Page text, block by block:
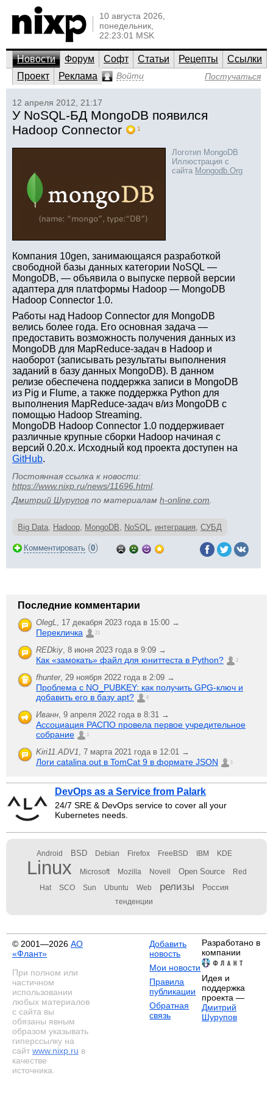
10 августа 2026,
понедельник,
22:23:01 MSK
Новости Форум Софт Статьи Рецепты
Ссылки
Проект
Реклама Войти Постучаться
12 апреля 2012, 21:17
У NoSQL-БД MongoDB появился
Hadoop Connector
1
Логотип MongoDB
Иллюстрация с
сайта Mongodb.Org
Компания 10gen, занимающаяся разработкой
свободной базы данных категории NoSQL —
MongoDB, — объявила о выпуске первой версии
адаптера для платформы Hadoop — MongoDB
Hadoop Connector 1.0.
Работы над Hadoop Connector для MongoDB
велись более года. Его основная задача —
предоставить возможность получения данных из
MongoDB для MapReduce-задач в Hadoop и
наоборот (записывать результаты выполнения
заданий в базу данных MongoDB). В данном
релизе обеспечена поддержка записи в MongoDB
из Pig и Flume, а также поддержка Python для
выполнения MapReduce-задач в/из MongoDB с
помощью Hadoop Streaming.
MongoDB Hadoop Connector 1.0 поддерживает
различные крупные сборки Hadoop начиная с
версий 0.20.x. Исходный код проекта доступен на
GitHub.
Постоянная ссылка к новости:
https://www.nixp.ru/news/11696.html.
Дмитрий Шурупов по материалам h-online.com
Big Data, Hadoop, MongoDB, NoSQL, интеграция, СУБД
Комментировать (0)
Последние комментарии
OlegL, 17 декабря 2023 года в 15:00 →
Перекличка 21
REDkiy, 8 июня 2023 года в 9:09 →
Как «замокать» файл для юниттеста в Python? 2
fhunter, 29 ноября 2022 года в 2:09 →
Проблема с NO_PUBKEY: как получить GPG-ключ и
добавить его в базу apt?
6
Иванн, 9 апреля 2022 года в 8:31 →
Ассоциация РАСПО провела первое учредительное
собрание
1
Kiri11.ADV1, 7 марта 2021 года в 12:01 →
Логи catalina.out в TomCat 9 в формате JSON 1
DevOps as a Service from Palark
24/7 SRE & DevOps service to cover all your
Kubernetes needs.
Android BSD Debian Firefox FreeBSD IBM KDE
Linux Microsoft Mozilla Novell Open Source Red
Hat SCO Sun Ubuntu Web релизы Россия
тенденции
© 2001—2026 АО
«Флант»
При полном или
частичном
использовании
любых материалов
с сайта вы
обязаны явным
образом указывать
гиперссылку на
сайт www.nixp.ru в
качестве
источника.
Добавить
новость
Мои новости
Правила
публикации
Обратная
связь
Разработано в
компании
Идея и
поддержка
проекта —
Дмитрий
Шурупов